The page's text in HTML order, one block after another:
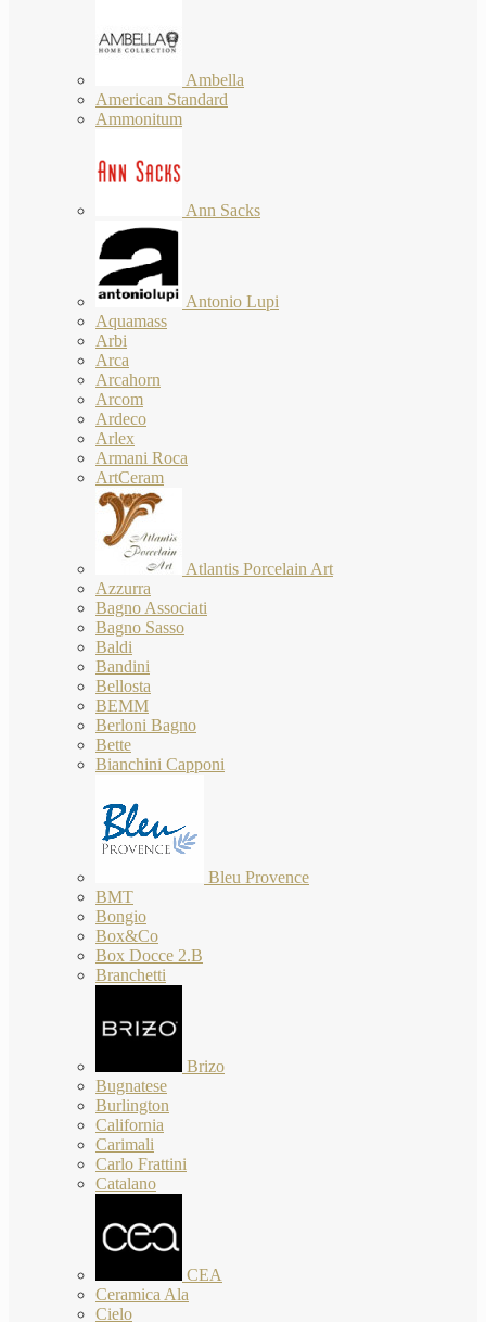
Ambella
American Standard
Ammonitum
Ann Sacks
Antonio Lupi
Aquamass
Arbi
Arca
Arcahorn
Arcom
Ardeco
Arlex
Armani Roca
ArtCeram
Atlantis Porcelain Art
Azzurra
Bagno Associati
Bagno Sasso
Baldi
Bandini
Bellosta
BEMM
Berloni Bagno
Bette
Bianchini Capponi
Bleu Provence
BMT
Bongio
Box&Co
Box Docce 2.B
Branchetti
Brizo
Bugnatese
Burlington
California
Carimali
Carlo Frattini
Catalano
CEA
Ceramica Ala
Cielo